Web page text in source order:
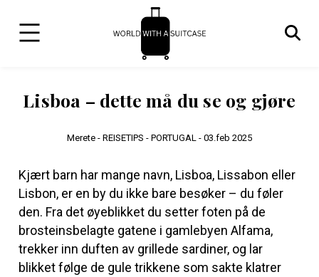
Lisboa – dette må du se og gjøre
Merete - REISETIPS - PORTUGAL - 03.feb 2025
Kjært barn har mange navn, Lisboa, Lissabon eller
Lisbon, er en by du ikke bare besøker – du føler
den. Fra det øyeblikket du setter foten på de
brosteinsbelagte gatene i gamlebyen Alfama,
trekker inn duften av grillede sardiner, og lar
blikket følge de gule trikkene som sakte klatrer